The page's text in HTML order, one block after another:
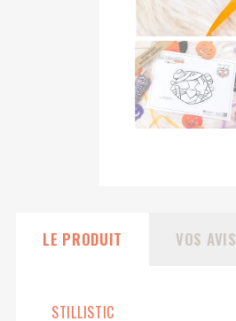
LE PRODUIT VOS AVIS
STILLISTIC